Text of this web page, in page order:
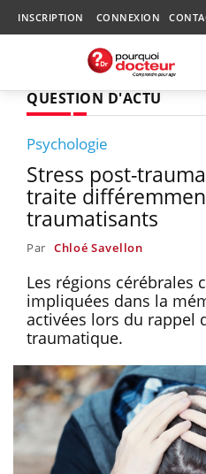
INSCRIPTION CONNEXION
QUESTION D'ACTU
Psychologie
Stress post-
traite
traumatisants
Par Chloé Savellon
Les régions cérébrales
impliquées dans la
activées lors du rappel
traumatique.